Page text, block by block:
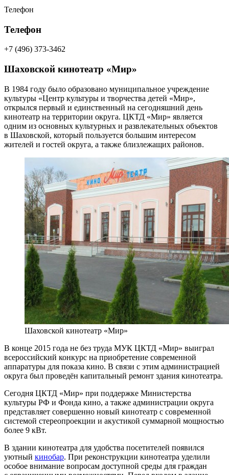
Телефон
Телефон
+7 (496) 373-3462
Шаховской кинотеатр «Мир»
В 1984 году было образовано муниципальное учреждение
культуры «Центр культуры и творчества детей «Мир»,
открылся первый и единственный на сегодняшний день
кинотеатр на территории округа. ЦКТД «Мир» является
одним из основных культурных и развлекательных объектов
в Шаховской, который пользуется большим интересом
жителей и гостей округа, а также близлежащих районов.
Шаховской кинотеатр «Мир»
В конце 2015 года не без труда МУК ЦКТД «Мир» выиграл
всероссийский конкурс на приобретение современной
аппаратуры для показа кино. В связи с этим администрацией
округа был проведён капитальный ремонт здания кинотеатра.
Сегодня ЦКТД «Мир» при поддержке Министерства
культуры РФ и Фонда кино, а также администрации округа
представляет совершенно новый кинотеатр с современной
системой стереопроекции и акустикой суммарной мощностью
более 9 кВт.
В здании кинотеатра для удобства посетителей появился
уютный кинобар. При реконструкции кинотеатра уделили
особое внимание вопросам доступной среды для граждан